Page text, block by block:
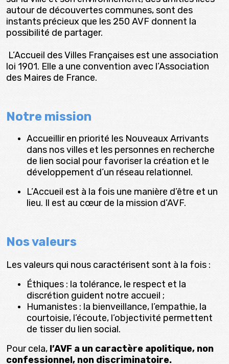
autour de découvertes communes, sont des
instants précieux que les 250 AVF donnent la
possibilité de partager.
L’Accueil des Villes Françaises est une association
loi 1901. Elle a une convention avec l’Association
des Maires de France.
Notre mission
Accueillir en priorité les Nouveaux Arrivants
dans nos villes et les personnes en recherche
de lien social pour favoriser la création et le
développement d’un réseau relationnel.
L’Accueil est à la fois une manière d’être et un
lieu. Il est au cœur de la mission d’AVF.
Nos valeurs
Les valeurs qui nous caractérisent sont à la fois :
Éthiques : la tolérance, le respect et la
discrétion guident notre accueil ;
Humanistes : la bienveillance, l’empathie, la
courtoisie, l’écoute, l’objectivité permettent
de tisser du lien social.
Pour cela, l’AVF a un caractère apolitique, non
confessionnel, non discriminatoire.